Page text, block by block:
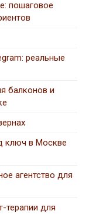
пошаговое
реальные
балконов и
ключ в Москве
агентство для
терапии для